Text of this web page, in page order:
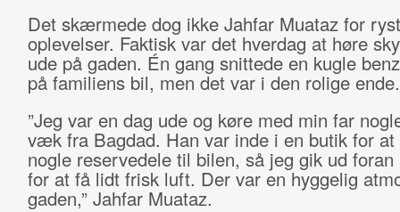
Det skærmede dog ikke Jahfar Muataz for
oplevelser. Faktisk var det hverdag at høre
ude på gaden. Én gang snittede en kugle
på familiens bil, men det var i den rolige ende.
”Jeg var en dag ude og køre med min far
væk fra Bagdad. Han var inde i en butik for at
nogle reservedele til bilen, så jeg gik ud foran
for at få lidt frisk luft. Der var en hyggelig
gaden,” Jahfar Muataz.